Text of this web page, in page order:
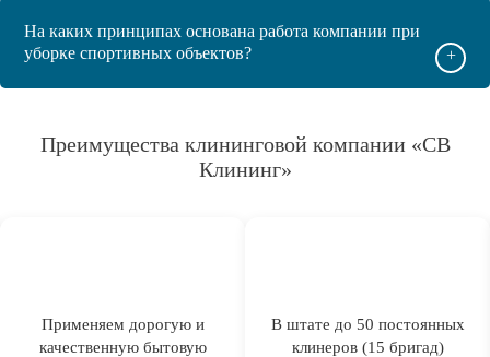
На каких принципах основана работа компании при
уборке спортивных объектов?
+
Преимущества клининговой компании «СВ
Клининг»
Применяем дорогую и
качественную бытовую
В штате до 50 постоянных
клинеров (15 бригад)